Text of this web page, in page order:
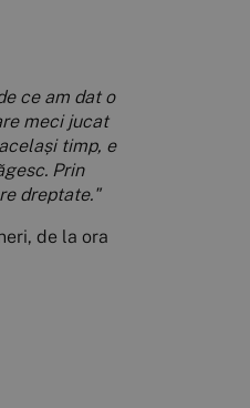
ce am dat o
meci jucat
timp, e
Prin
dreptate."
de la ora